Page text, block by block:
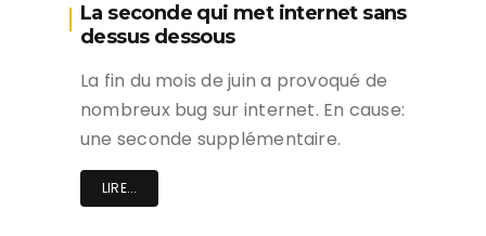
La seconde qui met internet sans
dessus dessous
La fin du mois de juin a provoqué de
nombreux bug sur internet. En cause:
une seconde supplémentaire.
LIRE...